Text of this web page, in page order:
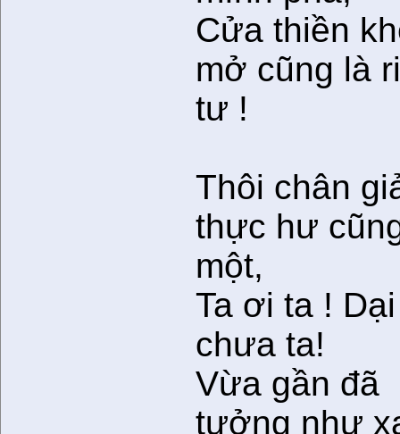
Cửa thiền
mở cũng là
tư !
Thôi chân
thực hư
một,
Ta ơi ta !
chưa ta!
Vừa gần đã
tưởng như